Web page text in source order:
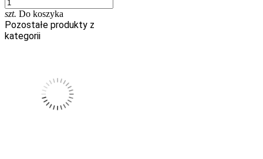
szt. Do koszyka
Pozostałe produkty z
kategorii